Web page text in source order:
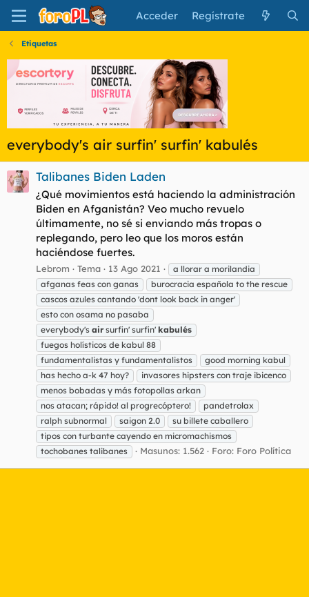
Acceder Regístrate
Etiquetas
everybody's air surfin' surfin' kabulés
Talibanes Biden Laden
¿Qué movimientos está haciendo la administración
Biden en Afganistán? Veo mucho revuelo
últimamente, no sé si enviando más tropas o
replegando, pero leo que los moros están
haciéndose fuertes.
Lebrom Tema 13 Ago 2021
a llorar a morilandia
afganas feas con ganas
burocracia española to the rescue
cascos azules cantando 'dont look back in anger'
esto con osama no pasaba
everybody's air surfin' surfin' kabulés
fuegos holísticos de kabul 88
fundamentalistas y fundamentalistos
good morning kabul
has hecho a-k 47 hoy?
invasores hipsters con traje ibicenco
menos bobadas y más fotopollas arkan
nos atacan; rápido! al progrecóptero!
pandetrolax
ralph subnormal
saigon 2.0
su billete caballero
tipos con turbante cayendo en micromachismos
tochobanes talibanes
Masunos: 1.562 Foro: Foro Política